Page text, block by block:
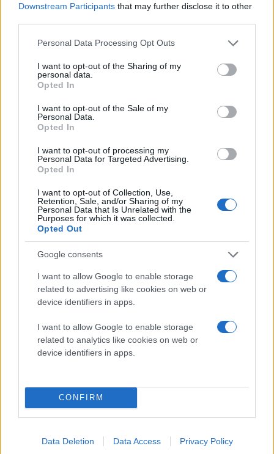
Downstream Participants that may further disclose it to other
Please note that this website/app uses one or more Google
not limited to your visit or usage behaviour. You may click to
grant or deny consent to Google and its third-party tags to
use your data for below specified purposes in below Google
consent section.
Personal Data Processing Opt Outs
I want to opt-out of the Sharing of my
personal data.
Opted In
I want to opt-out of the Sale of my
Personal Data.
Opted In
I want to opt-out of processing my
Personal Data for Targeted Advertising.
Opted In
I want to opt-out of Collection, Use,
Retention, Sale, and/or Sharing of my
Personal Data that Is Unrelated with the
Purposes for which it was collected.
Opted Out
Google consents
I want to allow Google to enable storage
related to advertising like cookies on web or
device identifiers in apps.
I want to allow Google to enable storage
related to analytics like cookies on web or
device identifiers in apps.
CONFIRM
Data Deletion Data Access Privacy Policy
Ωστόσο, παραμένει ένα ιδιαίτερα διασκεδαστικό
παιχνίδι που σας βάζει να θέσετε σε λειτουργία μια
πολύπλοκη μηχανή παρέχοντας σας διάφορα
εργαλεία όπως σκάλες, ιμάντες, ποντικια, μπαλάκια,
μπαλόνια κλπ.
Εάν ψηθήκατε, μπορείτε να προμηθευτείτε το πακέτο
The Incredible Machine Mega Pack που περιλαμβάνει
τα Even More Incredible Machine, The Incredible
The Incredible Machine 2), Contraptions και Even More
Contraptions για Windows PC με μόλις
2013 και ώρα 12:59. Προλάβετε!
Techgear.gr στο Google